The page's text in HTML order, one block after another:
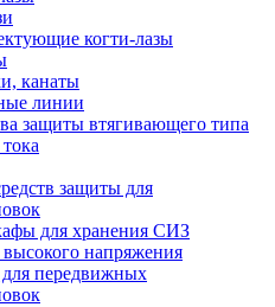
когти-лазы
канаты
линии
защиты втягивающего типа
защиты для
для хранения СИЗ
напряжения
для передвижных